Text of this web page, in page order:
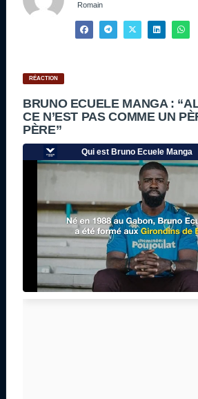
Romain
RÉACTION
BRUNO ECUELE MANGA :
CE N’EST PAS COMME UN
PÈRE”